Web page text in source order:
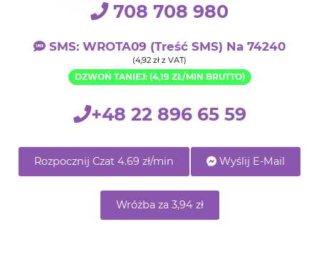
708 708 980
SMS: WROTA09 (treść SMS) Na 74240
(4,92 zł z VAT)
DZWOŃ TANIEJ: (4,19 ZŁ/MIN BRUTTO)
+48 22 896 65 59
Rozpocznij Czat 4.69 zł/min Wyślij E-Mail
Wróżba za 3,94 zł